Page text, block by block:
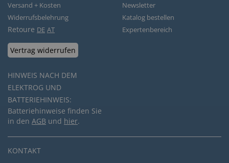
Versand + Kosten
Widerrufsbelehrung
Retoure DE AT
Vertrag widerrufen
HINWEIS NACH DEM
ELEKTROG UND
BATTERIEHINWEIS:
Batteriehinweise finden Sie
in den AGB und hier.
Newsletter
Katalog bestellen
Expertenbereich
KONTAKT